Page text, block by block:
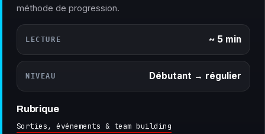
méthode de progression.
LECTURE ~ 5 min
NIVEAU Débutant → régulier
Rubrique
Sorties, événements & team building